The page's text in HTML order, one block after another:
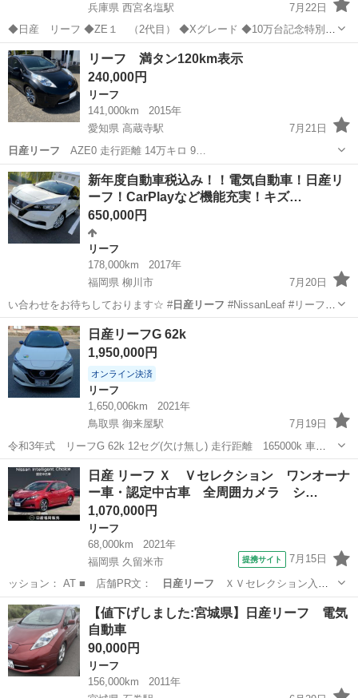
兵庫県 西宮名塩駅
7月22日
◆日産 リーフ ◆ZE１ （2代目） ◆Xグレード ◆10万台記念特別仕
様車 ◆車検・令和10年２月まで ◆距離 約86,000㎞ ◆ブリリアント
ホワイトパール ◆１２満セグ（セグ欠けナシ） ☆プロパイロット
（1.0） ...
兵庫 西宮市 西宮名塩駅 プロパイロット
リーフ 満タン120km表示
240,000円
リーフ
141,000km
2015年
愛知県 高蔵寺駅
7月21日
日産リーフ AZE0 走行距離 14万キロ 9…
愛知 春日井市 高蔵寺駅 リーフ
新年度自動車税込み！！電気自動車！日産リ
ーフ！CarPlayなど機能充実！キズ…
650,000円
リーフ
178,000km
2017年
福岡県 柳川市
7月20日
い合わせをお待ちしております☆ #日産リーフ #NissanLeaf #リーフ
…福岡 柳川市 リーフ
日産リーフG 62k
1,950,000円
オンライン決済
リーフ
1,650,006km
2021年
鳥取県 御来屋駅
7月19日
令和3年式 リーフG 62k 12セグ(欠け無し) 走行距離 165000k 車
検 令和10年6月 タイヤ 25製 9分山 内装 外装共に年式相応の
使用感はありますが問題になる様な箇所は見あたりません。 走行距離
→写真5枚...
鳥取 西伯郡 御来屋駅
日産 リーフ Ｘ Ｖセレクション ワンオーナ
ー車・認定中古車 全周囲カメラ シ…
1,070,000円
リーフ
68,000km
2021年
福岡県 久留米市
提携サイト 7月15日
ッション： AT ■ 店舗PR文： 日産リーフ ＸＶセレクション入荷
しました。メモ…
福岡 久留米市 リーフ
【値下げしました:宮城県】日産リーフ 電気
自動車
90,000円
リーフ
156,000km
2011年